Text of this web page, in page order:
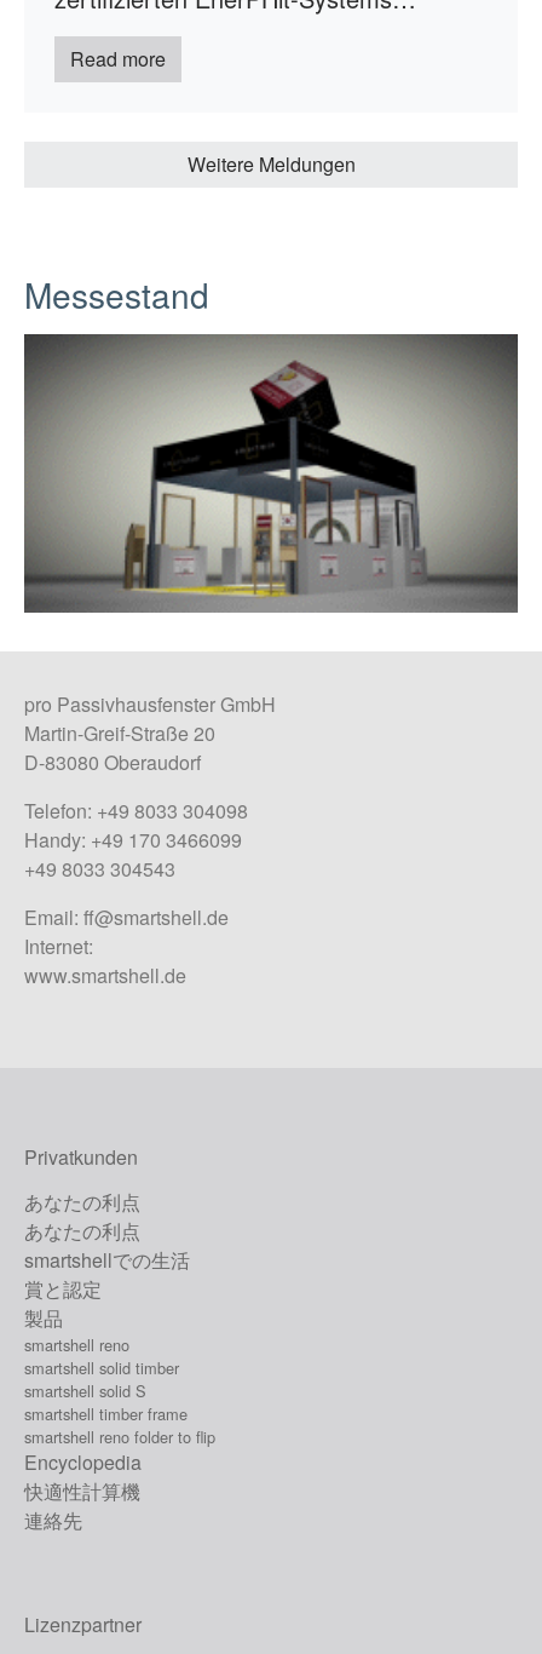
Read more
Weitere Meldungen
Messestand
pro Passivhausfenster GmbH
Martin-Greif-Straße 20
D-83080 Oberaudorf
Telefon: +49 8033 304098
Handy: +49 170 3466099
+49 8033 304543
Email: ff@smartshell.de
Internet:
www.smartshell.de
Privatkunden
あなたの利点
あなたの利点
smartshellでの生活
賞と認定
製品
smartshell reno
smartshell solid timber
smartshell solid S
smartshell timber frame
smartshell reno folder to flip
Encyclopedia
快適性計算機
連絡先
Lizenzpartner